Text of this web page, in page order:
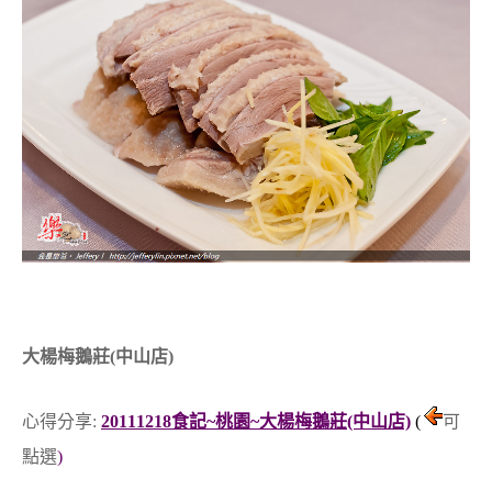
大楊梅鵝莊(中山店)
心得分享: 20111218食記~桃園~大楊梅鵝莊(中山店) (
可
點選)